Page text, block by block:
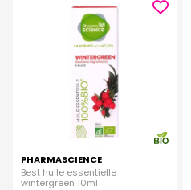
PHARMASCIENCE
Best huile essentielle
wintergreen 10ml